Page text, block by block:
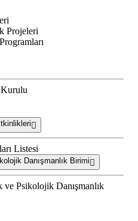
Projeleri
Listesi
Danışmanlık Birimi
Psikolojik Danışmanlık